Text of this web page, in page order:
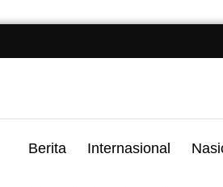
Berita Internasional